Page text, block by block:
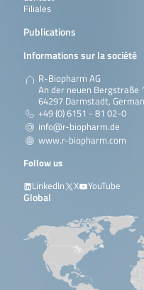
Filiales
Publications
Informations sur la société
R-Biopharm AG
An der neuen Bergstraße
64297 Darmstadt,
+49 (0) 6151 - 81 02-0
info@r-biopharm.de
www.r-biopharm.com
Follow us
LinkedIn
X YouTube
Global